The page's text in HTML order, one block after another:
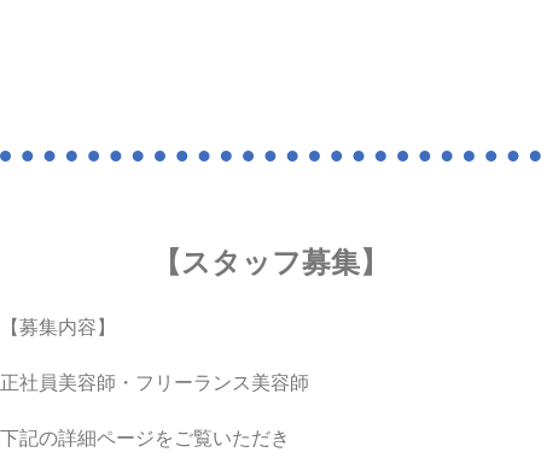
【スタッフ募集】
【募集内容】
正社員美容師・フリーランス美容師
下記の詳細ページをご覧いただき